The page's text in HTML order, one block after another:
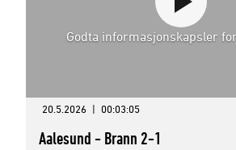
Godta informasjonskapsler
20.5.2026 | 00:03:05
Aalesund - Brann 2-1